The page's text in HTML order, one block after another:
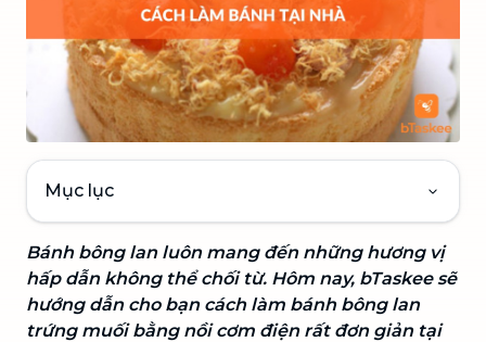
Mục lục
Bánh bông lan luôn mang đến những hương vị
hấp dẫn không thể chối từ. Hôm nay, bTaskee sẽ
hướng dẫn cho bạn cách làm bánh bông lan
trứng muối bằng nồi cơm điện rất đơn giản tại